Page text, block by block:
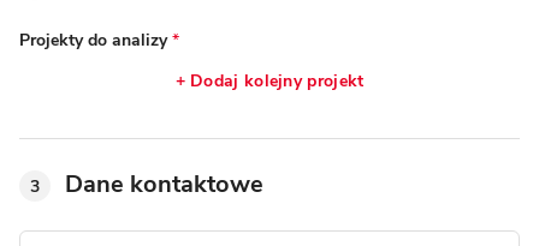
Projekty do analizy *
+ Dodaj kolejny projekt
3 Dane kontaktowe